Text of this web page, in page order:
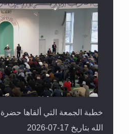
خطبة الجمعة التي ألقاها حضرة
الله بتاريخ 17-07-2026